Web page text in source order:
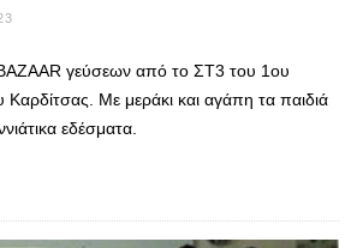
BAZAAR γεύσεων από το ΣΤ3 του 1ου
Καρδίτσας. Με μεράκι και αγάπη τα παιδιά
εδέσματα.